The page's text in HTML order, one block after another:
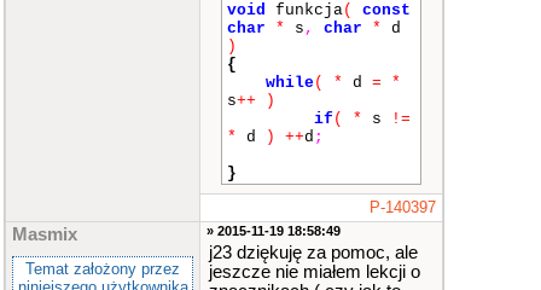
void funkcja(
const
char
* s , char *
d
)
{
while( * d =
*
s++
)
if ( * s
!=
*
d ) ++d ;
}
P-140397
Masmix
Temat założony przez
» 2015-11-19 18:58:49
j23 dziękuję za pomoc, ale
jeszcze nie miałem lekcji o